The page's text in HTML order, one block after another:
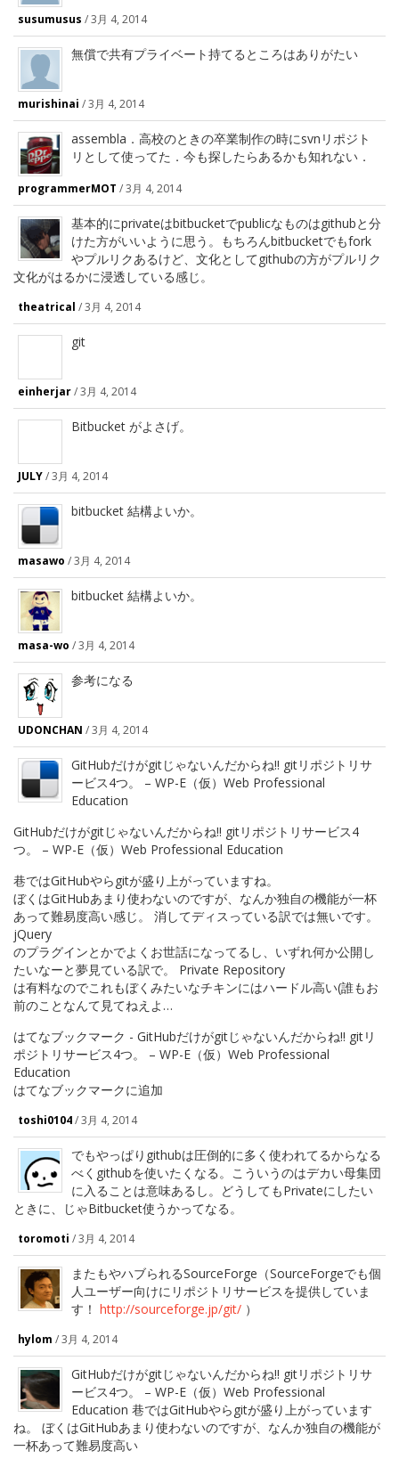
susumusus /3月 4, 2014
無償で共有プライベート持てるところはありがたい
murishinai /3月 4, 2014
assembla．高校のときの卒業制作の時にsvnリポジト
リとして使ってた．今も探したらあるかも知れない．
programmerMOT /3月 4, 2014
基本的にprivateはbitbucketでpublicなものはgithubと分
けた方がいいように思う。もちろんbitbucketでもfork
やプルリクあるけど、文化としてgithubの方がプルリク
文化がはるかに浸透している感じ。
theatrical /3月 4, 2014
git
einherjar/3月 4, 2014
Bitbucket がよさげ。
JULY/3月 4, 2014
bitbucket 結構よいか。
masawo /3月 4, 2014
bitbucket 結構よいか。
masa-wo /3月 4, 2014
参考になる
UDONCHAN /3月 4, 2014
GitHubだけがgitじゃないんだからね!! gitリポジトリサ
ービス4つ。 – WP-E（仮）Web Professional
Education
GitHubだけがgitじゃないんだからね!! gitリポジトリサービス4
つ。 – WP-E（仮）Web Professional Education
巷ではGitHubやらgitが盛り上がっていますね。
ぼくはGitHubあまり使わないのですが、なんか独自の機能が一杯
あって難易度高い感じ。 消してディスっている訳では無いです。
jQuery
のプラグインとかでよくお世話になってるし、いずれ何か公開し
たいなーと夢見ている訳で。 Private Repository
は有料なのでこれもぼくみたいなチキンにはハードル高い(誰もお
前のことなんて見てねえよ…
はてなブックマーク - GitHubだけがgitじゃないんだからね!! gitリ
ポジトリサービス4つ。 – WP-E（仮）Web Professional
Education
はてなブックマークに追加
toshi0104/3月 4, 2014
でもやっぱりgithubは圧倒的に多く使われてるからなる
べくgithubを使いたくなる。こういうのはデカい母集団
に入ることは意味あるし。どうしてもPrivateにしたい
ときに、じゃBitbucket使うかってなる。
toromoti /3月 4, 2014
またもやハブられるSourceForge（SourceForgeでも個
人ユーザー向けにリポジトリサービスを提供していま
す！ http://sourceforge.jp/git/ ）
hylom /3月 4, 2014
GitHubだけがgitじゃないんだからね!! gitリポジトリサ
ービス4つ。 – WP-E（仮）Web Professional
Education 巷ではGitHubやらgitが盛り上がっています
ね。 ぼくはGitHubあまり使わないのですが、なんか独自の機能が
一杯あって難易度高い